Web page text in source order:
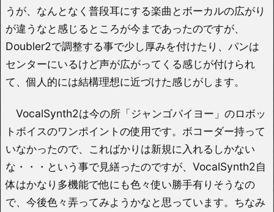
うが、なんとなく普段耳にする楽曲とボーカルの広がり
が違うなと感じるところが今まであったのですが、
Doubler2で調整する事で少し厚みを付けたり、パンは
センターにいるけど声が広がってくる感じが付けられ
て、個人的には結構理想に近づけた感じがします。
VocalSynth2は今の所「ジャンゴパイヨー」のロボッ
トボイスのワンポイントの使用です。ボコーダー持って
いなかったので、こればかりは新規に入れるしかない
な・・・という事で見繕ったのですが、VocalSynth2自
体はかなり多機能で他にも色々使い勝手有りそうなの
で、今後色々弄ってみようかなと思っています。ちなみ